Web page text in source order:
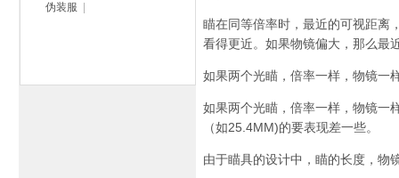
瞄在同等倍率时，最近的可视距离
看得更近。如果物镜偏大，那么最
如果两个光瞄，倍率一样，物镜一
如果两个光瞄，倍率一样，物镜一
（如25.4MM)的要表现差一些。
由于瞄具的设计中，瞄的长度，物
伪装服